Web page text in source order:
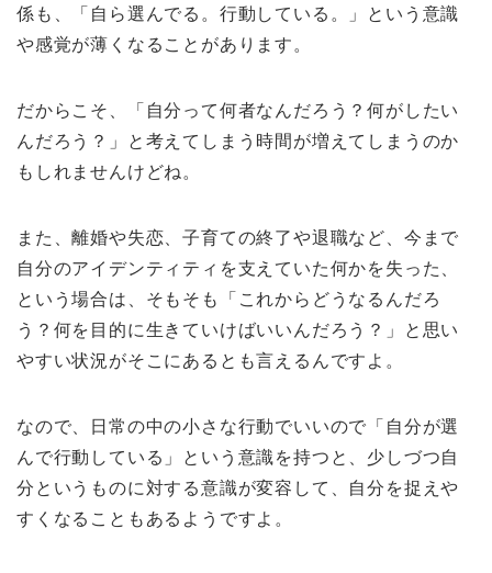
係も、「自ら選んでる。行動している。」という意識
や感覚が薄くなることがあります。
だからこそ、「自分って何者なんだろう？何がしたい
んだろう？」と考えてしまう時間が増えてしまうのか
もしれませんけどね。
また、離婚や失恋、子育ての終了や退職など、今まで
自分のアイデンティティを支えていた何かを失った、
という場合は、そもそも「これからどうなるんだろ
う？何を目的に生きていけばいいんだろう？」と思い
やすい状況がそこにあるとも言えるんですよ。
なので、日常の中の小さな行動でいいので「自分が選
んで行動している」という意識を持つと、少しづつ自
分というものに対する意識が変容して、自分を捉えや
すくなることもあるようですよ。